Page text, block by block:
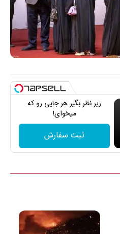
زیر نظر بگیر هر جایی رو که
میخوای!
ثبت سفارش